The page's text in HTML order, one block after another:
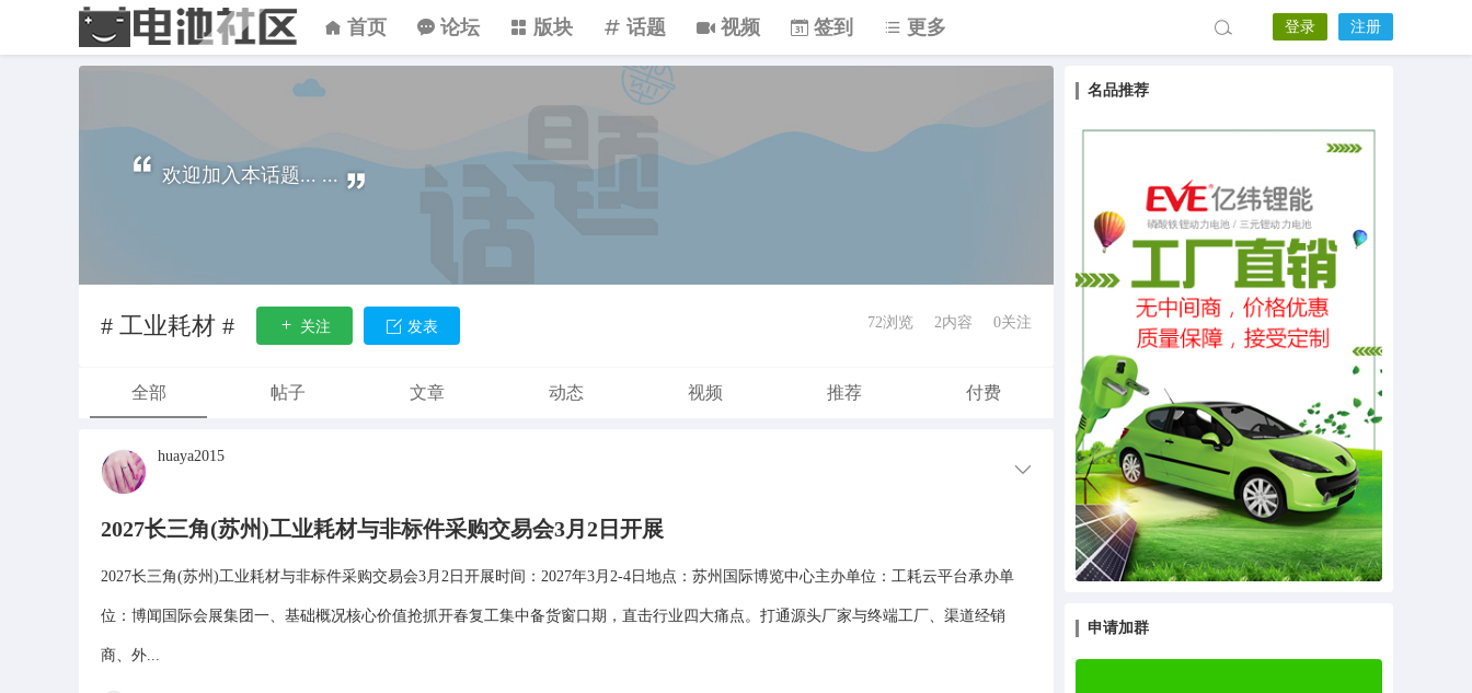
首页 论坛 版块 话题 视频 签到 更多 登录 注册
名品推荐
申请加群
欢迎加入本话题... ...
# 工业耗材 # 关注 发表 72浏览 2内容 0关注
全部 帖子 文章 动态 视频 推荐 付费
huaya2015
2027长三角(苏州)工业耗材与非标件采购交易会3月2日开展
2027长三角(苏州)工业耗材与非标件采购交易会3月2日开展时间：2027年3月2-4日地点：苏州国际博览中心主办单位：工耗云平台承办单
位：博闻国际会展集团一、基础概况核心价值抢抓开春复工集中备货窗口期，直击行业四大痛点。打通源头厂家与终端工厂、渠道经销
商、外...